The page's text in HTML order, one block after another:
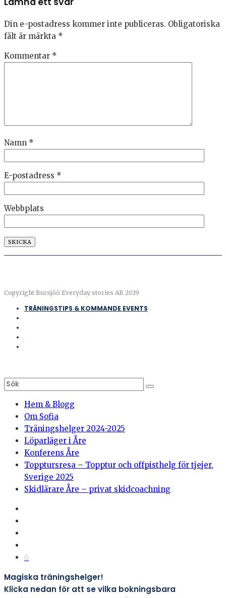
Din e-postadress kommer inte publiceras. Obligatoriska
fält är märkta *
Kommentar *
Namn *
E-postadress *
Webbplats
Copyright Bursjöö Everyday stories AB 2019
TRÄNINGSTIPS & KOMMANDE EVENTS
Hem & Blogg
Om Sofia
Träningshelger 2024-2025
Löparläger i Åre
Konferens Åre
Topptursresa – Topptur och offpisthelg för tjejer,
Sverige 2025
Skidlärare Åre – privat skidcoachning
0
Magiska träningshelger!
Klicka nedan för att se vilka bokningsbara